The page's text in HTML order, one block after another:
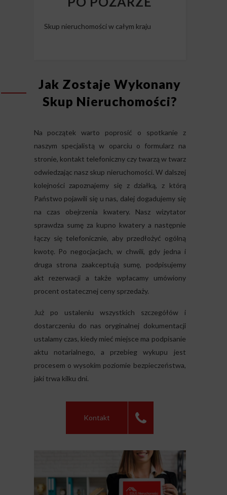
Skup nieruchomości w całym kraju
Jak Zostaje Wykonany
Skup Nieruchomości?
Na początek warto poprosić o spotkanie z
naszym specjalistą w oparciu o formularz na
stronie, kontakt telefoniczny czy twarzą w twarz
odwiedzając nasz skup nieruchomości. W dalszej
kolejności zapoznajemy się z działką, z którą
Państwo pojawili się u nas, dalej dogadujemy się
na czas obejrzenia kwatery. Nasz wizytator
sprawdza sumę za kupno kwatery a następnie
łączy się telefonicznie, aby przedłożyć ogólną
kwotę. Po negocjacjach, w chwili, gdy jedna i
druga strona zaakceptują sumę, podpisujemy
akt rezerwacji a także wpłacamy umówiony
procent ostatecznej ceny sprzedaży.
Już po ustaleniu wszystkich szczegółów i
dostarczeniu do nas oryginalnej dokumentacji
ustalamy czas, kiedy mieć miejsce ma podpisanie
aktu notarialnego, a przebieg wykupu jest
procesem o wysokim poziomie bezpieczeństwa,
jaki trwa kilku dni.
Kontakt